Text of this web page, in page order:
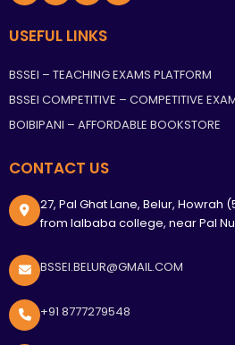
USEFUL LINKS
BSSEI – TEACHING EXAMS PLATFORM
BSSEI COMPETITIVE – COMPETITIVE
BOIBIPANI – AFFORDABLE BOOKSTORE
CONTACT US
27, Pal Ghat Lane, Belur, Howrah
from lalbaba college, near Pal
BSSEI.BELUR@GMAIL.COM
+91 8777279548